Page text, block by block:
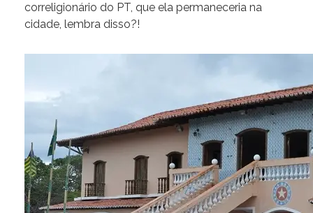
correligionário do PT, que ela permaneceria na
cidade, lembra disso?!